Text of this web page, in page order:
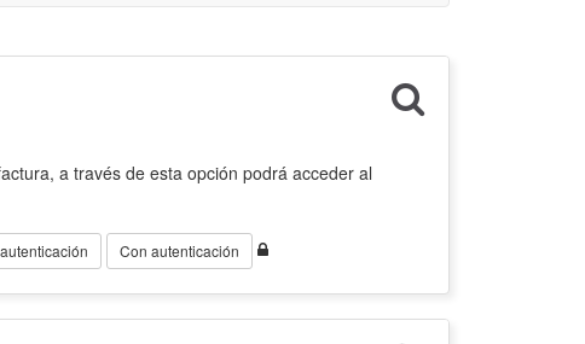
a través de esta opción podrá acceder al
Con autenticación